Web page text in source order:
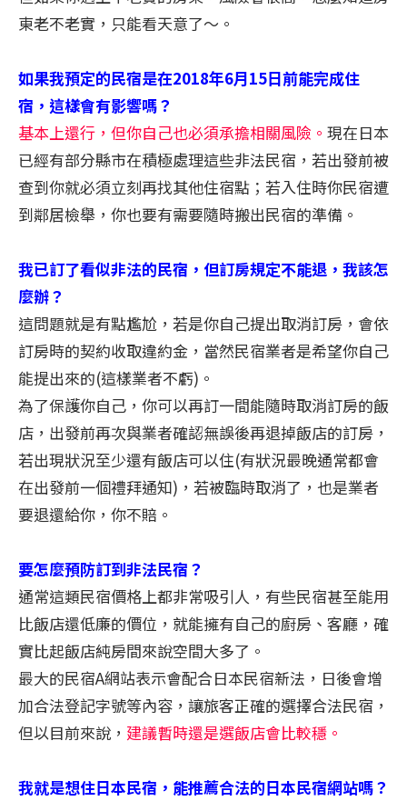
東老不老實，只能看天意了～。
如果我預定的民宿是在2018年6月15日前能完成住
宿，這樣會有影響嗎？
基本上還行，但你自己也必須承擔相關風險。 現在日本
已經有部分縣市在積極處理這些非法民宿，若出發前被
查到你就必須立刻再找其他住宿點；若入住時你民宿遭
到鄰居檢舉，你也要有需要隨時搬出民宿的準備。
我已訂了看似非法的民宿，但訂房規定不能退，我該怎
麼辦？
這問題就是有點尷尬，若是你自己提出取消訂房，會依
訂房時的契約收取違約金，當然民宿業者是希望你自己
能提出來的(這樣業者不虧)。
為了保護你自己，你可以再訂一間能隨時取消訂房的飯
店，出發前再次與業者確認無誤後再退掉飯店的訂房，
若出現狀況至少還有飯店可以住(有狀況最晚通常都會
在出發前一個禮拜通知) ， 若被臨時取消了，也是業者
要退還給你，你不賠。
要怎麼預防訂到非法民宿？
通常這類民宿價格上都非常吸引人，有些民宿甚至能用
比飯店還低廉的價位，就能擁有自己的廚房、客廳，確
實比起飯店純房間來說空間大多了。
最大的民宿A網站表示會配合日本民宿新法，日後會增
加合法登記字號等內容，讓旅客正確的選擇合法民宿，
但以目前來說， 建議暫時還是選飯店會比較穩。
我就是想住日本民宿，能推薦合法的日本民宿網站嗎？